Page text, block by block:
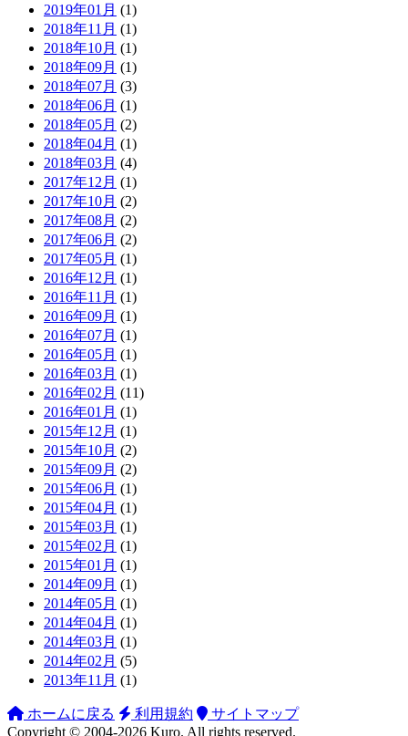
2019年01月 (1)
2018年11月 (1)
2018年10月 (1)
2018年09月 (1)
2018年07月 (3)
2018年06月 (1)
2018年05月 (2)
2018年04月 (1)
2018年03月 (4)
2017年12月 (1)
2017年10月 (2)
2017年08月 (2)
2017年06月 (2)
2017年05月 (1)
2016年12月 (1)
2016年11月 (1)
2016年09月 (1)
2016年07月 (1)
2016年05月 (1)
2016年03月 (1)
2016年02月 (11)
2016年01月 (1)
2015年12月 (1)
2015年10月 (2)
2015年09月 (2)
2015年06月 (1)
2015年04月 (1)
2015年03月 (1)
2015年02月 (1)
2015年01月 (1)
2014年09月 (1)
2014年05月 (1)
2014年04月 (1)
2014年03月 (1)
2014年02月 (5)
2013年11月 (1)
ホームに戻る 利用規約
サイトマップ
Copyright © 2004-2026 Kuro. All rights reserved.